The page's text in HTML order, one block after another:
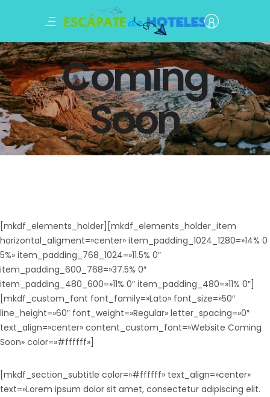
Coming
Soon
[mkdf_elements_holder][mkdf_elements_holder_item
horizontal_aligment=»center» item_padding_1024_1280=»14% 0
5%» item_padding_768_1024=»11.5% 0″
item_padding_600_768=»37.5% 0″
item_padding_480_600=»11% 0″ item_padding_480=»11% 0″]
[mkdf_custom_font font_family=»Lato» font_size=»50″
line_height=»60″ font_weight=»Regular» letter_spacing=»0″
text_align=»center» content_custom_font=»Website Coming
Soon» color=»#ffffff»]
[mkdf_section_subtitle color=»#ffffff» text_align=»center»
text=»Lorem ipsum dolor sit amet, consectetur adipiscing elit.